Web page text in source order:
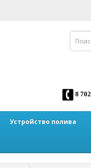
8
Устройство полива